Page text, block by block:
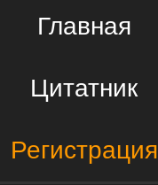
Главная
Цитатник
Регистрация